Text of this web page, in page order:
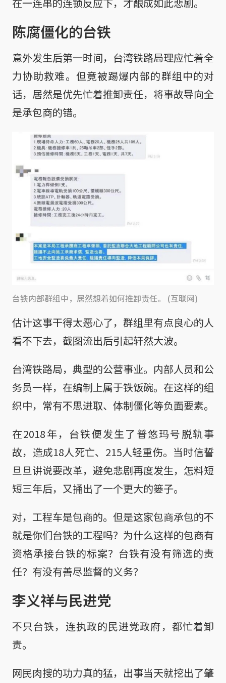
陈腐僵化的台铁
意外发生后第一时间，台湾铁路局理应忙着全
力协助救难。但竟被踢爆内部的群组中的对
话，居然是优先忙着推卸责任，将事故导向全
是承包商的错。
台铁内部群组中，居然想着如何推卸责任。 (互联网)
估计这事干得太恶心了，群组里有点良心的人
看不下去，截图流出后引起轩然大波。
台湾铁路局，典型的公营事业。内部人员和公
务员一样，在编制上属于铁饭碗。在这样的组
织中，常有不思进取、体制僵化等负面要素。
在2018年，台铁便发生了普悠玛号脱轨事
故，造成18人死亡、215人轻重伤。当时信誓
旦旦讲说要改革，避免悲剧再度发生，怎料短
短三年后，又捅出了一个更大的篓子。
对，工程车是包商的。但是这家包商承包的不
就是你们台铁的工程吗？为什么这样的包商有
资格承接台铁的标案？台铁有没有筛选的责
任？有没有善尽监督的义务？
李义祥与民进党
不只台铁，连执政的民进党政府，都忙着卸
责。
网民肉搜的功力真的猛，出事当天就挖出了肇